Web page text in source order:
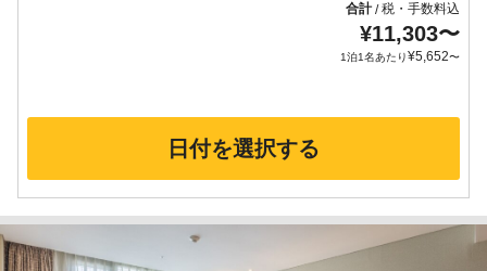
合計/税・手数料込
¥11,303〜
1泊1名あたり¥5,652〜
日付を選択する